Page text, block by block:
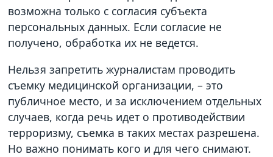
возможна только с согласия субъекта
персональных данных. Если согласие не
получено, обработка их не ведется.
Нельзя запретить журналистам проводить
съемку медицинской организации, – это
публичное место, и за исключением отдельных
случаев, когда речь идет о противодействии
терроризму, съемка в таких местах разрешена.
Но важно понимать кого и для чего снимают.